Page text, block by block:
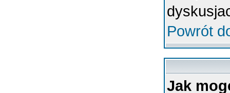
Powrót
Jak